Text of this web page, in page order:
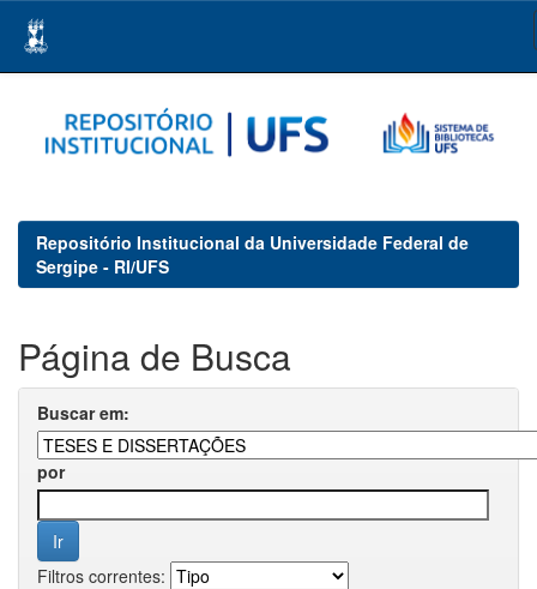
navigation
Repositório Institucional da Universidade Federal de
Sergipe - RI/UFS
Página de Busca
Buscar em:
por
Filtros correntes: